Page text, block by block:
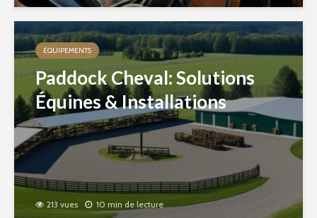
ÉQUIPEMENTS
Paddock Cheval: Solutions
Équines & Installations
213 vues 10 min de lecture